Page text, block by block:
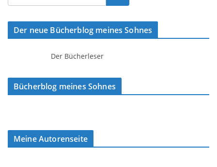
Der neue Bücherblog meines Sohnes
Der Bücherleser
Bücherblog meines Sohnes
Meine Autorenseite